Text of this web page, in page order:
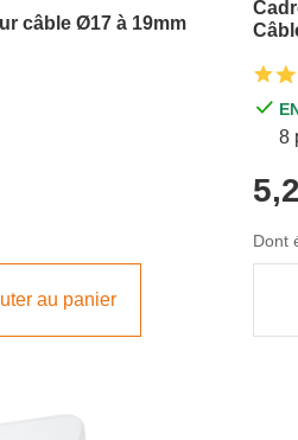
câble Ø17 à 19mm
au panier
8
Dont